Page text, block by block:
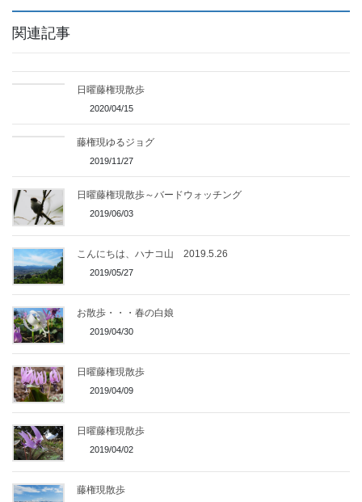
関連記事
日曜藤権現散歩
2020/04/15
藤権現ゆるジョグ
2019/11/27
日曜藤権現散歩～バードウォッチング
2019/06/03
こんにちは、ハナコ山 2019.5.26
2019/05/27
お散歩・・・春の白娘
2019/04/30
日曜藤権現散歩
2019/04/09
日曜藤権現散歩
2019/04/02
藤権現散歩